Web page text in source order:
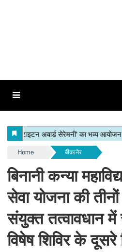
Home बीकानेर
बिनानी कन्या
सेवा योजना की
संयुक्त तत्वावधान में
विषेष शिविर के दूसरे